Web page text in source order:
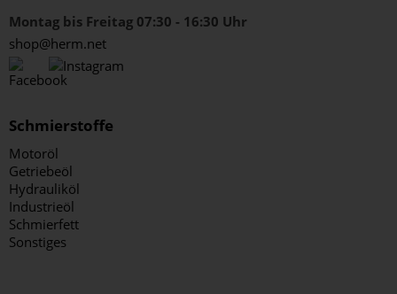
Montag bis Freitag 07:30 - 16:30 Uhr
shop@herm.net
Schmierstoffe
Motoröl
Getriebeöl
Hydrauliköl
Industrieöl
Schmierfett
Sonstiges